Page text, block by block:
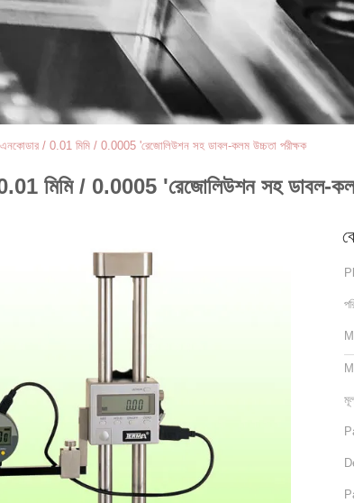
এনকোডার / 0.01 মিমি / 0.0005 'রেজোলিউশন সহ ডাবল-কলম উচ্চতা পরীক্ষক
মিমি / 0.0005 'রেজোলিউশন সহ ডাবল-